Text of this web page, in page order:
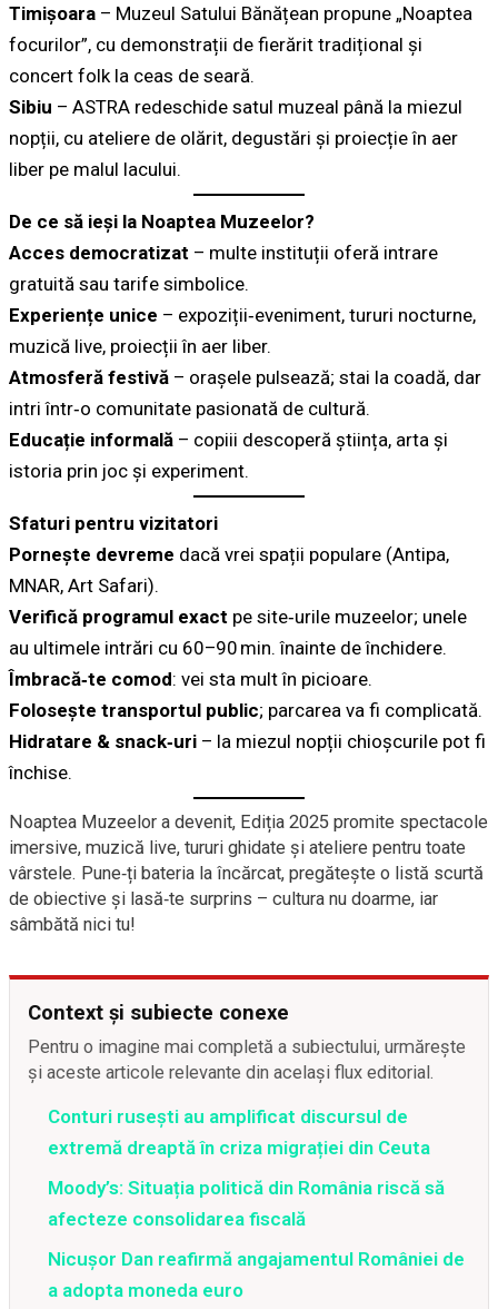
Timișoara – Muzeul Satului Bănățean propune „Noaptea
focurilor”, cu demonstrații de fierărit tradițional și
concert folk la ceas de seară.
Sibiu – ASTRA redeschide satul muzeal până la miezul
nopții, cu ateliere de olărit, degustări și proiecție în aer
liber pe malul lacului.
De ce să ieși la Noaptea Muzeelor?
Acces democratizat – multe instituții oferă intrare
gratuită sau tarife simbolice.
Experiențe unice – expoziții‑eveniment, tururi nocturne,
muzică live, proiecții în aer liber.
Atmosferă festivă – orașele pulsează; stai la coadă, dar
intri într‑o comunitate pasionată de cultură.
Educație informală – copiii descoperă știința, arta și
istoria prin joc și experiment.
Sfaturi pentru vizitatori
Pornește devreme dacă vrei spații populare (Antipa,
MNAR, Art Safari).
Verifică programul exact pe site‑urile muzeelor; unele
au ultimele intrări cu 60–90 min. înainte de închidere.
Îmbracă‑te comod: vei sta mult în picioare.
Folosește transportul public; parcarea va fi complicată.
Hidratare & snack‑uri – la miezul nopții chioșcurile pot fi
închise.
Noaptea Muzeelor a devenit, Ediția 2025 promite spectacole
imersive, muzică live, tururi ghidate și ateliere pentru toate
vârstele. Pune‑ți bateria la încărcat, pregătește o listă scurtă
de obiective și lasă‑te surprins – cultura nu doarme, iar
sâmbătă nici tu!
Context și subiecte conexe
Pentru o imagine mai completă a subiectului, urmărește
și aceste articole relevante din același flux editorial.
Conturi rusești au amplificat discursul de
extremă dreaptă în criza migrației din Ceuta
Moody’s: Situația politică din România riscă să
afecteze consolidarea fiscală
Nicușor Dan reafirmă angajamentul României de
a adopta moneda euro